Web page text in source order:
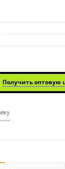
Получить оптовую